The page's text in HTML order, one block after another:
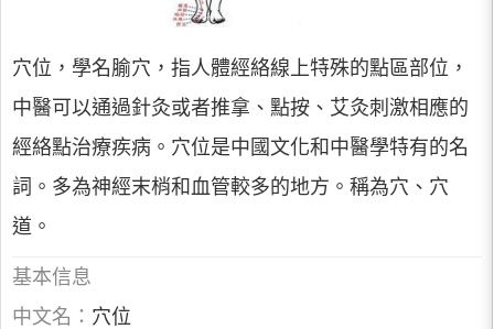
穴位，學名腧穴，指人體經絡線上特殊的點區部位，
中醫可以通過針灸或者推拿、點按、艾灸刺激相應的
經絡點治療疾病。穴位是中國文化和中醫學特有的名
詞。多為神經末梢和血管較多的地方。稱為穴、穴
道。
基本信息
中文名： 穴位